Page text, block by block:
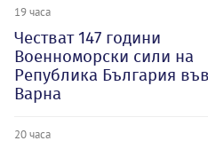
19 часа
Честват 147 години
Военноморски сили на
Република България във
Варна
20 часа